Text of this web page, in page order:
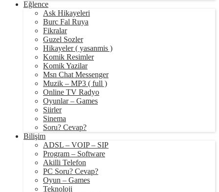
Eğlence
Ask Hikayeleri
Burc Fal Ruya
Fikralar
Guzel Sozler
Hikayeler ( yasanmis )
Komik Resimler
Komik Yazilar
Msn Chat Messenger
Muzik – MP3 ( full )
Online TV Radyo
Oyunlar – Games
Siirler
Sinema
Soru? Cevap?
Bilişim
ADSL – VOIP – SIP
Program – Software
Akilli Telefon
PC Soru? Cevap?
Oyun – Games
Teknoloji